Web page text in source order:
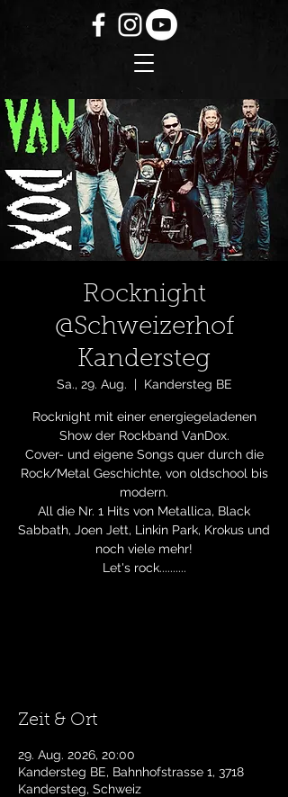
Rocknight
@Schweizerhof
Kandersteg
Sa., 29. Aug.
  |
Kandersteg BE
Rocknight mit einer energiegeladenen
Show der Rockband VanDox.
Cover- und eigene Songs quer durch die
Rock/Metal Geschichte, von oldschool bis
modern.
All die Nr. 1 Hits von Metallica, Black
Sabbath, Joen Jett, Linkin Park, Krokus und
noch viele mehr!
Let's rock..........
Zeit & Ort
29. Aug. 2026, 20:00
Kandersteg BE, Bahnhofstrasse 1, 3718
Kandersteg, Schweiz